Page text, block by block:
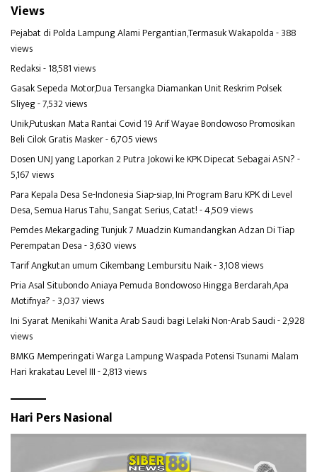
Views
Pejabat di Polda Lampung Alami Pergantian,Termasuk Wakapolda- 388
views
Redaksi- 18,581 views
Gasak Sepeda Motor,Dua Tersangka Diamankan Unit Reskrim Polsek
Sliyeg- 7,532 views
Unik,Putuskan Mata Rantai Covid 19 Arif Wayae Bondowoso Promosikan
Beli Cilok Gratis Masker- 6,705 views
Dosen UNJ yang Laporkan 2 Putra Jokowi ke KPK Dipecat Sebagai ASN?-
5,167 views
Para Kepala Desa Se-Indonesia Siap-siap, Ini Program Baru KPK di Level
Desa, Semua Harus Tahu, Sangat Serius, Catat!- 4,509 views
Pemdes Mekargading Tunjuk 7 Muadzin Kumandangkan Adzan Di Tiap
Perempatan Desa- 3,630 views
Tarif Angkutan umum Cikembang Lembursitu Naik- 3,108 views
Pria Asal Situbondo Aniaya Pemuda Bondowoso Hingga Berdarah,Apa
Motifnya?- 3,037 views
Ini Syarat Menikahi Wanita Arab Saudi bagi Lelaki Non-Arab Saudi- 2,928
views
BMKG Memperingati Warga Lampung Waspada Potensi Tsunami Malam
Hari krakatau Level III- 2,813 views
Hari Pers Nasional